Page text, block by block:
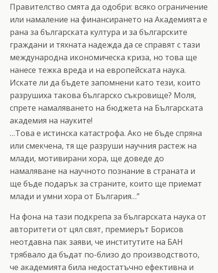
Правителство смята да одобри: всяко ограничение
или намаление на финансирането на Академията е
рана за българската култура и за българските
граждани и тяхната надежда да се справят с тази
международна икономическа криза, но това ще
нанесе тежка вреда и на европейската наука.
Искате ли да бъдете запомнени като тези, които
разрушиха такова българско съкровище? Моля,
спрете намаляването на бюджета на Българската
академия на науките!
…Това е истинска катастрофа. Ако не бъде спряна
или смекчена, тя ще разруши научния растеж на
млади, мотивирани хора, ще доведе до
намаляване на научното познание в страната и
ще бъде подарък за страните, които ще приемат
млади и умни хора от България…”
На фона на тази подкрепа за българската наука от
авторитети от цял свят, премиерът Борисов
неотдавна пак заяви, че институтите на БАН
трябвало да бъдат по-близо до производството,
че академията била недостатъчно ефективна и